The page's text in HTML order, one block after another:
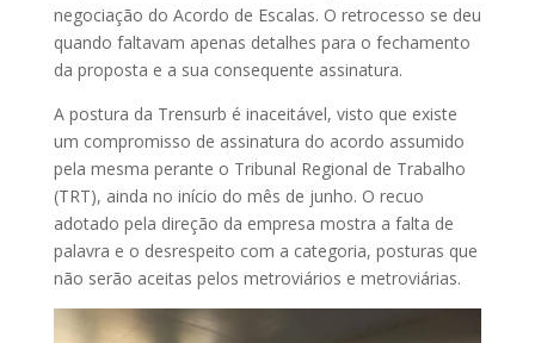
negociação do Acordo de Escalas. O retrocesso se deu
quando faltavam apenas detalhes para o fechamento
da proposta e a sua consequente assinatura.
A postura da Trensurb é inaceitável, visto que existe
um compromisso de assinatura do acordo assumido
pela mesma perante o Tribunal Regional de Trabalho
(TRT), ainda no início do mês de junho. O recuo
adotado pela direção da empresa mostra a falta de
palavra e o desrespeito com a categoria, posturas que
não serão aceitas pelos metroviários e metroviárias.